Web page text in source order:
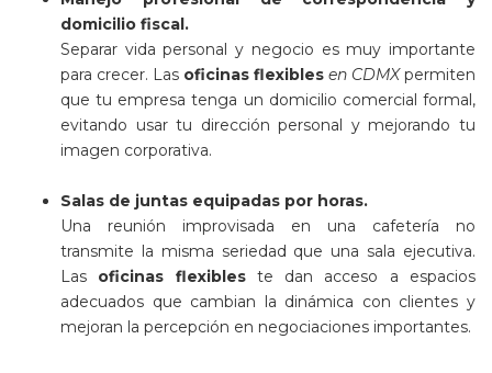
domicilio fiscal.
Separar vida personal y negocio es muy importante
para crecer. Las oficinas flexibles en CDMXpermiten
que tu empresa tenga un domicilio comercial formal,
evitando usar tu dirección personal y mejorando tu
imagen corporativa.
Salas de juntas equipadas por horas.
Una reunión improvisada en una cafetería no
transmite la misma seriedad que una sala ejecutiva.
Las oficinas flexibleste dan acceso a espacios
adecuados que cambian la dinámica con clientes y
mejoran la percepción en negociaciones importantes.